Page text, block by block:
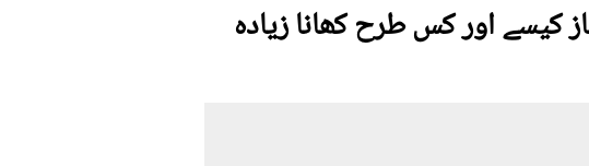
کیسے اور کس طرح کھانا زیادہ